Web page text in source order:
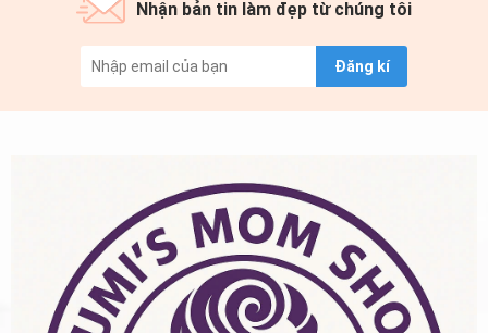
Nhận bản tin làm đẹp từ chúng tôi
Đăng kí